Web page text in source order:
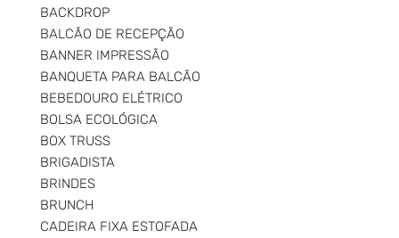
BACKDROP
BALCÃO DE RECEPÇÃO
BANNER IMPRESSÃO
BANQUETA PARA BALCÃO
BEBEDOURO ELÉTRICO
BOLSA ECOLÓGICA
BOX TRUSS
BRIGADISTA
BRINDES
BRUNCH
CADEIRA FIXA ESTOFADA